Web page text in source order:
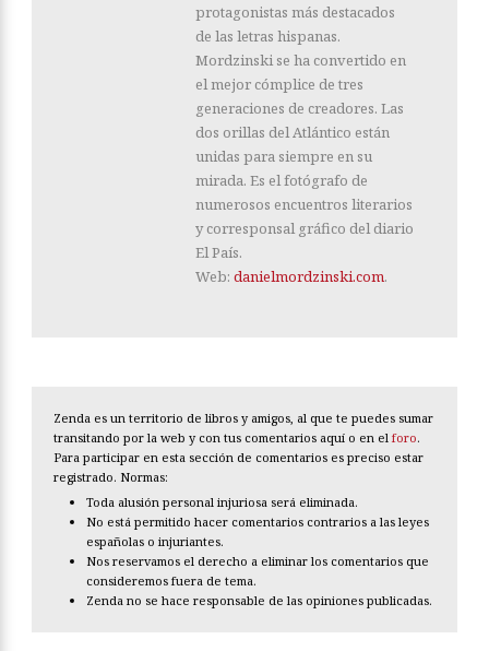
protagonistas más destacados
de las letras hispanas.
Mordzinski se ha convertido en
el mejor cómplice de tres
generaciones de creadores. Las
dos orillas del Atlántico están
unidas para siempre en su
mirada. Es el fotógrafo de
numerosos encuentros literarios
y corresponsal gráfico del diario
El País.
Web: danielmordzinski.com.
Zenda es un territorio de libros y amigos, al que te puedes sumar
transitando por la web y con tus comentarios aquí o en el foro.
Para participar en esta sección de comentarios es preciso estar
registrado. Normas:
Toda alusión personal injuriosa será eliminada.
No está permitido hacer comentarios contrarios a las leyes
españolas o injuriantes.
Nos reservamos el derecho a eliminar los comentarios que
consideremos fuera de tema.
Zenda no se hace responsable de las opiniones publicadas.